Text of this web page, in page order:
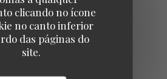
clicando no ícone
no canto inferior
das páginas do
site.